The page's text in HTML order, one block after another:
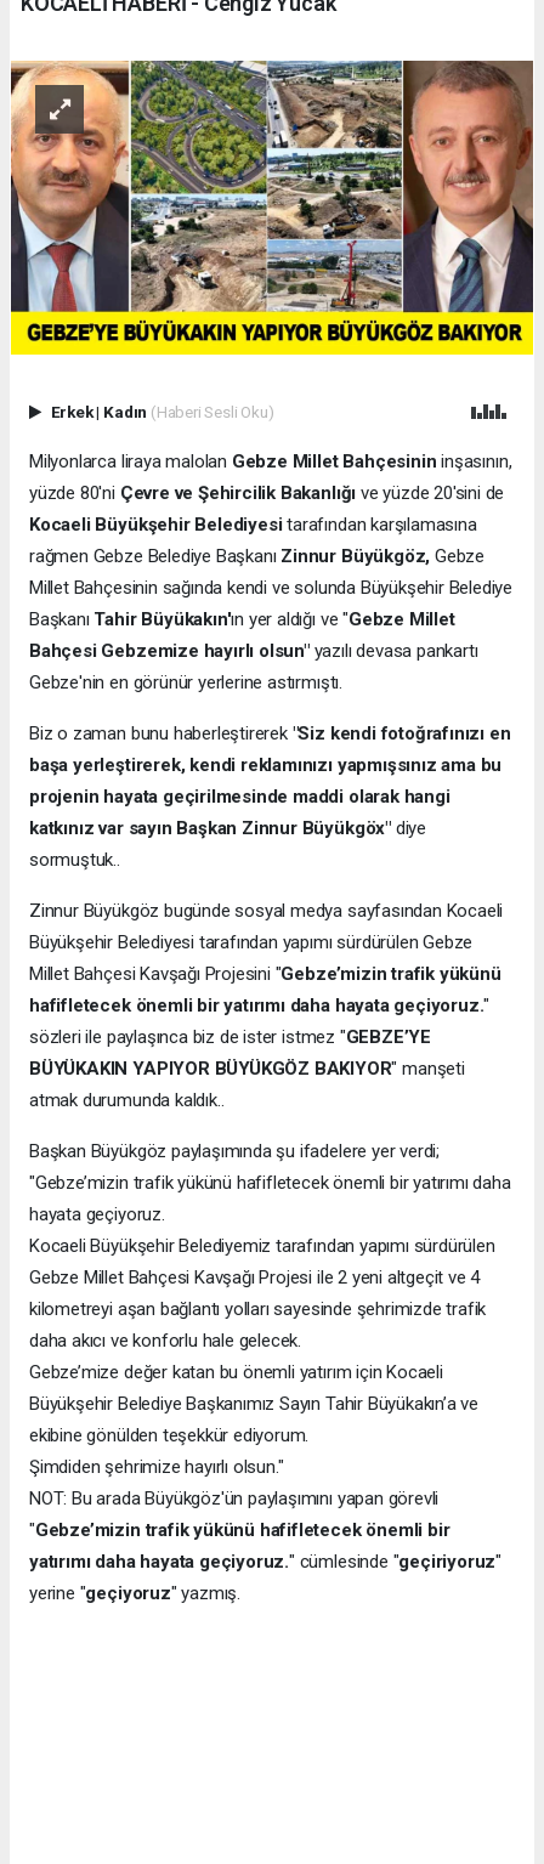
Erkek| Kadın (Haberi Sesli Oku)
Milyonlarca liraya malolan Gebze Millet Bahçesinin inşasının,
yüzde 80'ni Çevre ve Şehircilik Bakanlığı ve yüzde 20'sini de
Kocaeli Büyükşehir Belediyesitarafından karşılamasına
rağmen Gebze Belediye Başkanı Zinnur Büyükgöz, Gebze
Millet Bahçesinin sağında kendi ve solunda Büyükşehir Belediye
Başkanı Tahir Büyükakın'ın yer aldığı ve "Gebze Millet
Bahçesi Gebzemize hayırlı olsun"yazılı devasa pankartı
Gebze'nin en görünür yerlerine astırmıştı.
Biz o zaman bunu haberleştirerek "Siz kendi fotoğrafınızı en
başa yerleştirerek, kendi reklamınızı yapmışsınız ama bu
projenin hayata geçirilmesinde maddi olarak hangi
katkınız var sayın Başkan Zinnur Büyükgöx" diye
sormuştuk..
Zinnur Büyükgöz bugünde sosyal medya sayfasından Kocaeli
Büyükşehir Belediyesi tarafından yapımı sürdürülen Gebze
Millet Bahçesi Kavşağı Projesini "Gebze’mizin trafik yükünü
hafifletecek önemli bir yatırımı daha hayata geçiyoruz."
sözleri ile paylaşınca biz de ister istmez "GEBZE’YE
BÜYÜKAKIN YAPIYOR BÜYÜKGÖZ BAKIYOR" manşeti
atmak durumunda kaldık..
Başkan Büyükgöz paylaşımında şu ifadelere yer verdi;
"Gebze’mizin trafik yükünü hafifletecek önemli bir yatırımı daha
hayata geçiyoruz.
Kocaeli Büyükşehir Belediyemiz tarafından yapımı sürdürülen
Gebze Millet Bahçesi Kavşağı Projesi ile 2 yeni altgeçit ve 4
kilometreyi aşan bağlantı yolları sayesinde şehrimizde trafik
daha akıcı ve konforlu hale gelecek.
Gebze’mize değer katan bu önemli yatırım için Kocaeli
Büyükşehir Belediye Başkanımız Sayın Tahir Büyükakın’a ve
ekibine gönülden teşekkür ediyorum.
Şimdiden şehrimize hayırlı olsun."
NOT: Bu arada Büyükgöz'ün paylaşımını yapan görevli
"Gebze’mizin trafik yükünü hafifletecek önemli bir
yatırımı daha hayata geçiyoruz." cümlesinde "geçiriyoruz"
yerine "geçiyoruz" yazmış.